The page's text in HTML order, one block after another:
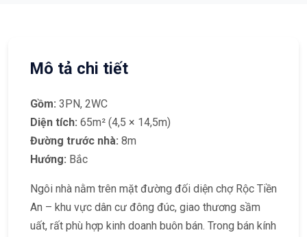
Mô tả chi tiết
Gồm: 3PN, 2WC
Diện tích: 65m² (4,5 × 14,5m)
Đường trước nhà: 8m
Hướng: Bắc
Ngôi nhà nằm trên mặt đường đối diện chợ Rộc Tiền
An – khu vực dân cư đông đúc, giao thương sầm
uất, rất phù hợp kinh doanh buôn bán. Trong bán kính